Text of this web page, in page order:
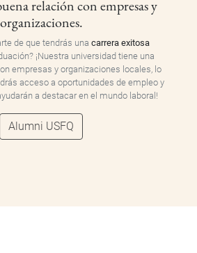
relación con empresas y
organizaciones.
de que tendrás una carrera exitosa
¡Nuestra universidad tiene una
empresas y organizaciones locales, lo
acceso a oportunidades de empleo y
a destacar en el mundo laboral!
Alumni USFQ